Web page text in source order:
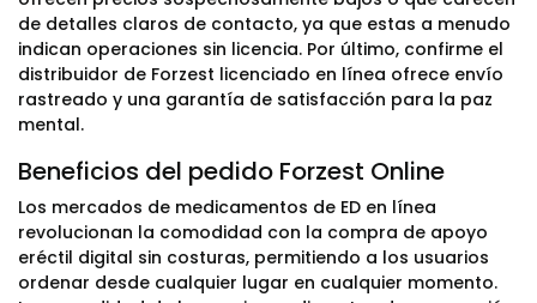
de detalles claros de contacto, ya que estas a menudo
indican operaciones sin licencia. Por último, confirme el
distribuidor de Forzest licenciado en línea ofrece envío
rastreado y una garantía de satisfacción para la paz
mental.
Beneficios del pedido Forzest Online
Los mercados de medicamentos de ED en línea
revolucionan la comodidad con la compra de apoyo
eréctil digital sin costuras, permitiendo a los usuarios
ordenar desde cualquier lugar en cualquier momento.